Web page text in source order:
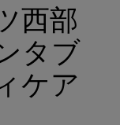
西部
タブ
ケア